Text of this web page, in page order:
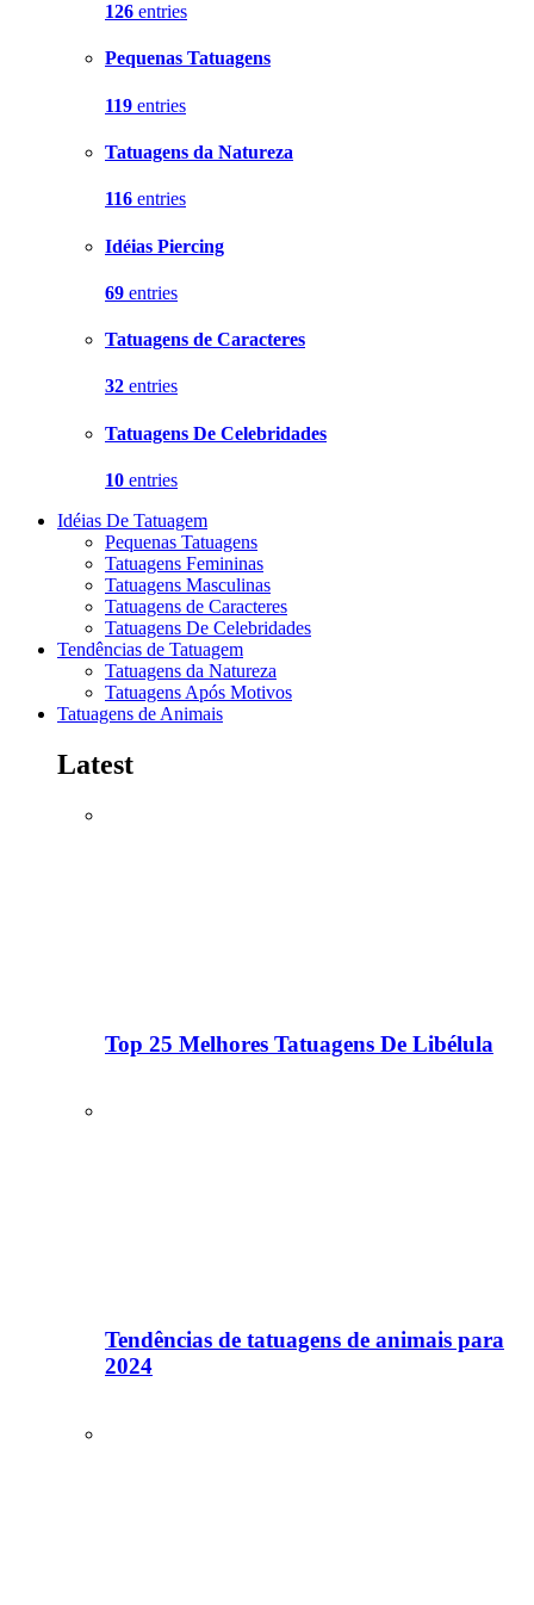
126 entries
Pequenas Tatuagens
119 entries
Tatuagens da Natureza
116 entries
Idéias Piercing
69 entries
Tatuagens de Caracteres
32 entries
Tatuagens De Celebridades
10 entries
Idéias De Tatuagem
Pequenas Tatuagens
Tatuagens Femininas
Tatuagens Masculinas
Tatuagens de Caracteres
Tatuagens De Celebridades
Tendências de Tatuagem
Tatuagens da Natureza
Tatuagens Após Motivos
Tatuagens de Animais
Latest
Top 25 Melhores Tatuagens De Libélula
Tendências de tatuagens de animais para
2024